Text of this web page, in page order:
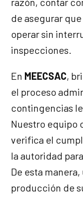
de asegurar
operar sin
inspecciones.
En MEECSAC,
el proceso
contingencias
Nuestro equipo
verifica el
la autoridad
De esta
producción de